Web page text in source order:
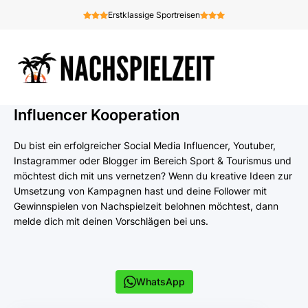
Erstklassige Sportreisen
Influencer Kooperation
Du bist ein erfolgreicher Social Media Influencer, Youtuber,
Instagrammer oder Blogger im Bereich Sport & Tourismus und
möchtest dich mit uns vernetzen? Wenn du kreative Ideen zur
Umsetzung von Kampagnen hast und deine Follower mit
Gewinnspielen von Nachspielzeit belohnen möchtest, dann
melde dich mit deinen Vorschlägen bei uns.
WhatsApp